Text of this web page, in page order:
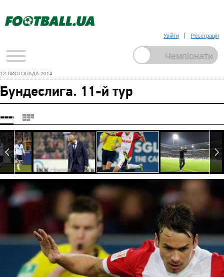
Увійти Реєстрація
12 ЛИСТОПАДА 2014
Бундеслига. 11-й тур